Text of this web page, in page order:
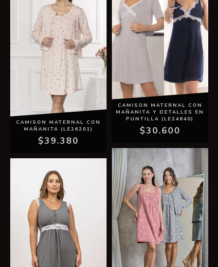
CAMISON MATERNAL CON
MAÑANITA (LE26201)
$39.380
CAMISON MATERNAL CON
MAÑANITA Y DETALLES EN
PUNTILLA (LE24840)
$30.600